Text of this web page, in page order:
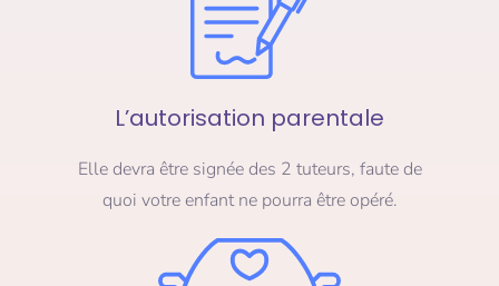
L’autorisation parentale
Elle devra être signée des 2 tuteurs, faute de
quoi votre enfant ne pourra être opéré.